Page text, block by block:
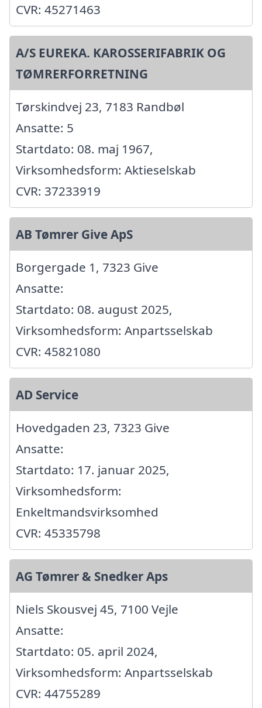
CVR: 45271463
A/S EUREKA. KAROSSERIFABRIK OG
TØMRERFORRETNING
Tørskindvej 23, 7183 Randbøl
Ansatte: 5
Startdato: 08. maj 1967,
Virksomhedsform: Aktieselskab
CVR: 37233919
AB Tømrer Give ApS
Borgergade 1, 7323 Give
Ansatte:
Startdato: 08. august 2025,
Virksomhedsform: Anpartsselskab
CVR: 45821080
AD Service
Hovedgaden 23, 7323 Give
Ansatte:
Startdato: 17. januar 2025,
Virksomhedsform:
Enkeltmandsvirksomhed
CVR: 45335798
AG Tømrer & Snedker Aps
Niels Skousvej 45, 7100 Vejle
Ansatte:
Startdato: 05. april 2024,
Virksomhedsform: Anpartsselskab
CVR: 44755289